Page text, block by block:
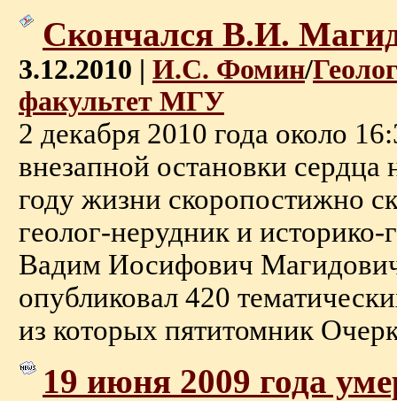
Скончался В.И.
3.12.2010 | И.С. Фомин/
факультет МГУ
2 декабря 2010 года около
внезапной остановки сердца
году жизни скоропостижно
геолог-нерудник и историко-
Вадим Иосифович
опубликовал 420
из которых пятитомник
19 июня 2009 года